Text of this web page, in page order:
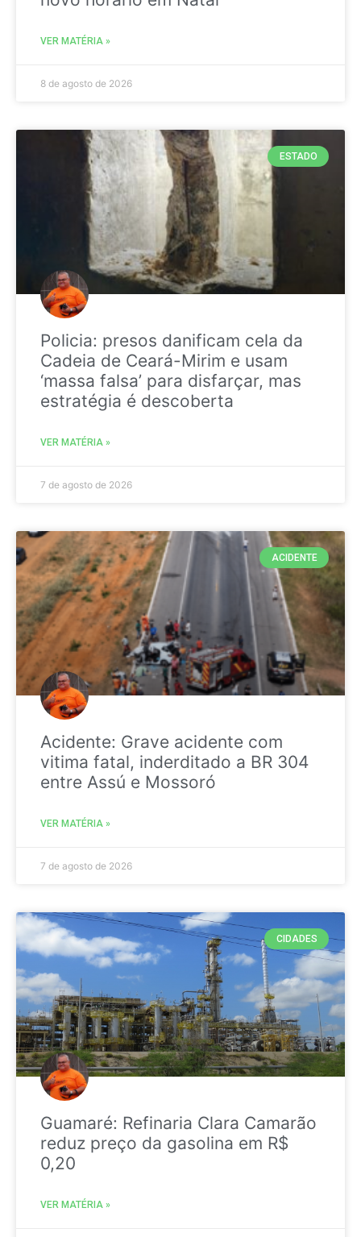
VER MATÉRIA »
8 de agosto de 2026
ESTADO
Policia: presos danificam cela da
Cadeia de Ceará-Mirim e usam
‘massa falsa’ para disfarçar, mas
estratégia é descoberta
VER MATÉRIA »
7 de agosto de 2026
ACIDENTE
Acidente: Grave acidente com
vitima fatal, inderditado a BR 304
entre Assú e Mossoró
VER MATÉRIA »
7 de agosto de 2026
CIDADES
Guamaré: Refinaria Clara Camarão
reduz preço da gasolina em R$
0,20
VER MATÉRIA »